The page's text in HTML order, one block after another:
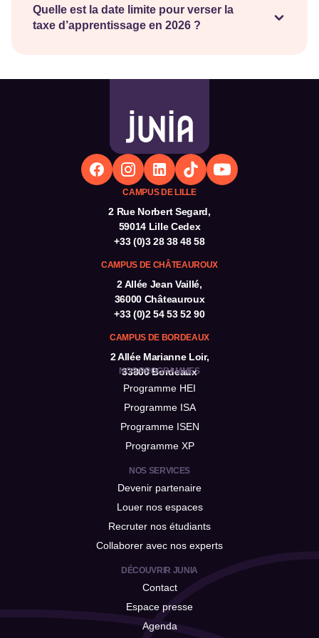
développement des projets pédagogiques, des
équipements et des dispositifs destinés à
Quelle est la date limite pour verser la
taxe d’apprentissage en 2026 ?
septembre au 21 octobre.
CAMPUS DE LILLE
2 Rue Norbert Segard,
59014 Lille Cedex
+33 (0)3 28 38 48 58
CAMPUS DE CHÂTEAUROUX
2 Allée Jean Vaillé,
36000 Châteauroux
+33 (0)2 54 53 52 90
CAMPUS DE BORDEAUX
2 Allée Marianne Loir,
33800 Bordeaux
NOS PROGRAMMES
Programme HEI
Programme ISA
Programme ISEN
Programme XP
NOS SERVICES
Devenir partenaire
Louer nos espaces
Recruter nos étudiants
Collaborer avec nos experts
DÉCOUVRIR JUNIA
Contact
Espace presse
Agenda